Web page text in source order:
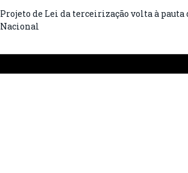
Projeto de Lei da terceirização volta à pauta
Nacional